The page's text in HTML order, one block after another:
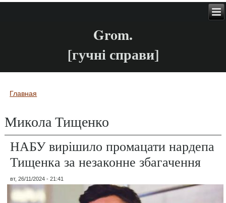
Grom.
[гучні справи]
Вы здесь
Главная
Микола Тищенко
НАБУ вирішило промацати нардепа
Тищенка за незаконне збагачення
вт, 26/11/2024 - 21:41